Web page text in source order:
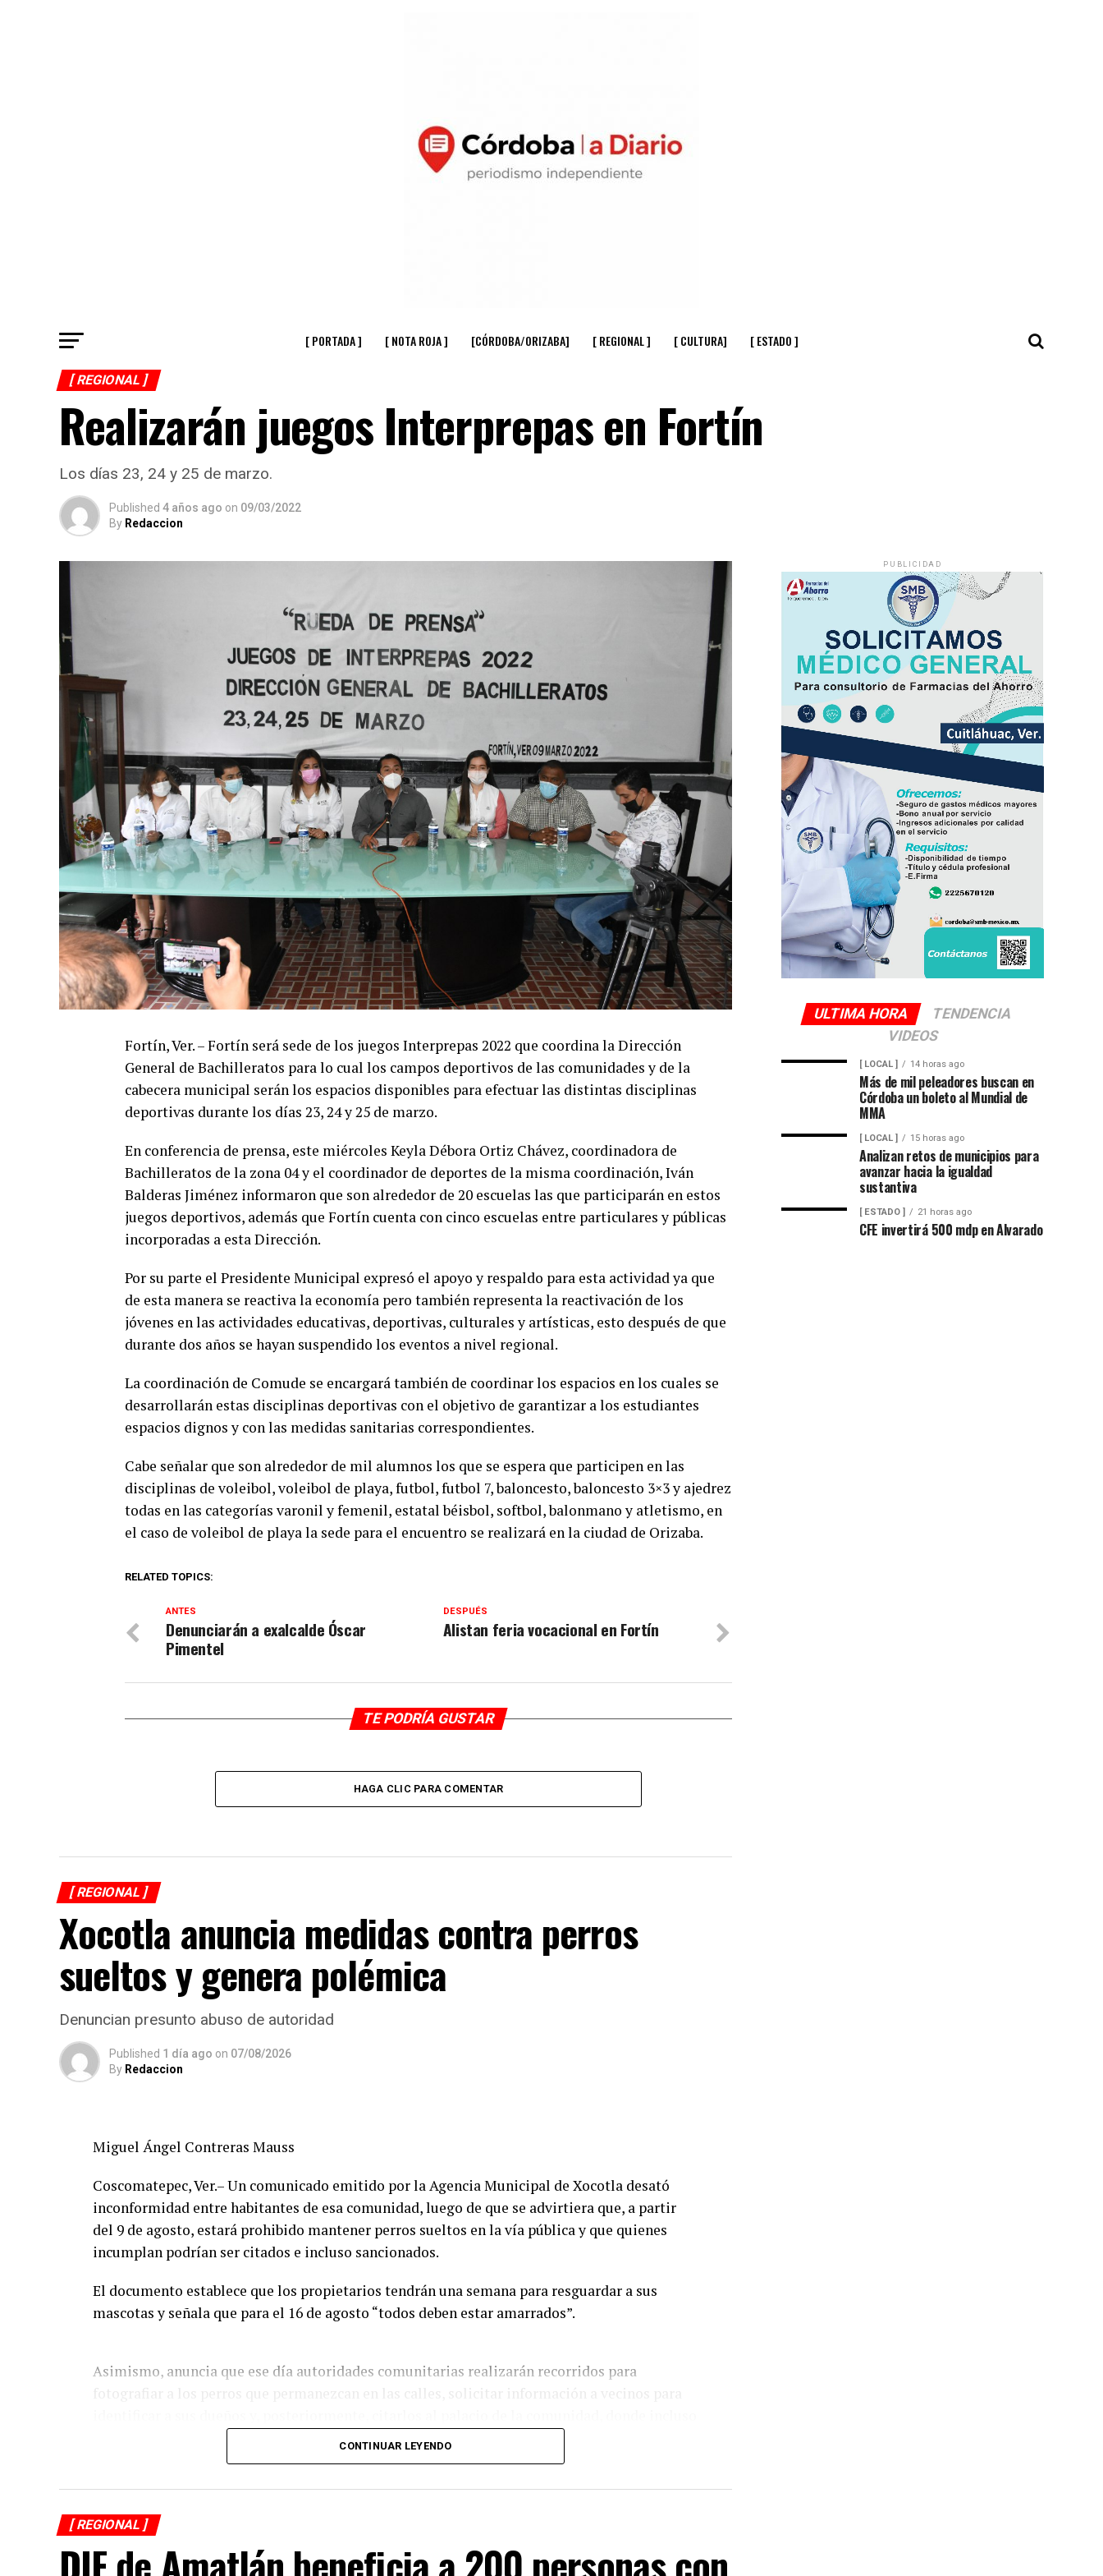
[ PORTADA ] [ NOTA ROJA ] [CÓRDOBA/ORIZABA] [ REGIONAL ] [ CULTURA] [ ESTADO ]
[ REGIONAL ]
Realizarán juegos Interprepas en Fortín
Los días 23, 24 y 25 de marzo.
Published 4 años ago on 09/03/2022
By Redaccion
Fortín, Ver. – Fortín será sede de los juegos Interprepas 2022 que coordina la Dirección
General de Bachilleratos para lo cual los campos deportivos de las comunidades y de la
cabecera municipal serán los espacios disponibles para efectuar las distintas disciplinas
deportivas durante los días 23, 24 y 25 de marzo.
En conferencia de prensa, este miércoles Keyla Débora Ortiz Chávez, coordinadora de
Bachilleratos de la zona 04 y el coordinador de deportes de la misma coordinación, Iván
Balderas Jiménez informaron que son alrededor de 20 escuelas las que participarán en estos
juegos deportivos, además que Fortín cuenta con cinco escuelas entre particulares y públicas
incorporadas a esta Dirección.
Por su parte el Presidente Municipal expresó el apoyo y respaldo para esta actividad ya que
de esta manera se reactiva la economía pero también representa la reactivación de los
jóvenes en las actividades educativas, deportivas, culturales y artísticas, esto después de que
durante dos años se hayan suspendido los eventos a nivel regional.
La coordinación de Comude se encargará también de coordinar los espacios en los cuales se
desarrollarán estas disciplinas deportivas con el objetivo de garantizar a los estudiantes
espacios dignos y con las medidas sanitarias correspondientes.
Cabe señalar que son alrededor de mil alumnos los que se espera que participen en las
disciplinas de voleibol, voleibol de playa, futbol, futbol 7, baloncesto, baloncesto 3×3 y ajedrez
todas en las categorías varonil y femenil, estatal béisbol, softbol, balonmano y atletismo, en
el caso de voleibol de playa la sede para el encuentro se realizará en la ciudad de Orizaba.
RELATED TOPICS:
DESPUÉS
Alistan feria vocacional en Fortín
ANTES
Denunciarán a exalcalde Óscar
Pimentel
TE PODRÍA GUSTAR
HAGA CLIC PARA COMENTAR
[ REGIONAL ]
Xocotla anuncia medidas contra perros
sueltos y genera polémica
Denuncian presunto abuso de autoridad
Published 1 día ago on 07/08/2026
By Redaccion
Miguel Ángel Contreras Mauss
Coscomatepec, Ver.– Un comunicado emitido por la Agencia Municipal de Xocotla desató
inconformidad entre habitantes de esa comunidad, luego de que se advirtiera que, a partir
del 9 de agosto, estará prohibido mantener perros sueltos en la vía pública y que quienes
incumplan podrían ser citados e incluso sancionados.
El documento establece que los propietarios tendrán una semana para resguardar a sus
mascotas y señala que para el 16 de agosto “todos deben estar amarrados”.
Asimismo, anuncia que ese día autoridades comunitarias realizarán recorridos para
podrían hacerse acreedores a una multa.
precisar el fundamento jurídico que las respalda, por lo que calificaron la medida como un
CONTINUAR LEYENDO
[ REGIONAL ]
PUBLICIDAD
ULTIMA HORA
TENDENCIA
VIDEOS
[ LOCAL ] 14 horas ago
Más de mil peleadores buscan en
Córdoba un boleto al Mundial de
MMA
[ LOCAL ] 15 horas ago
Analizan retos de municipios para
avanzar hacia la igualdad
sustantiva
[ ESTADO ] 21 horas ago
CFE invertirá 500 mdp en Alvarado